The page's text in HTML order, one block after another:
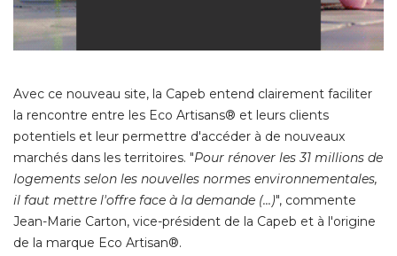
Avec ce nouveau site, la Capeb entend clairement faciliter
la rencontre entre les Eco Artisans® et leurs clients
potentiels et leur permettre d'accéder à de nouveaux
marchés dans les territoires. "Pour rénover les 31 millions de
logements selon les nouvelles normes environnementales,
il faut mettre l'offre face à la demande (...)", commente
Jean-Marie Carton, vice-président de la Capeb et à l'origine
de la marque Eco Artisan®.